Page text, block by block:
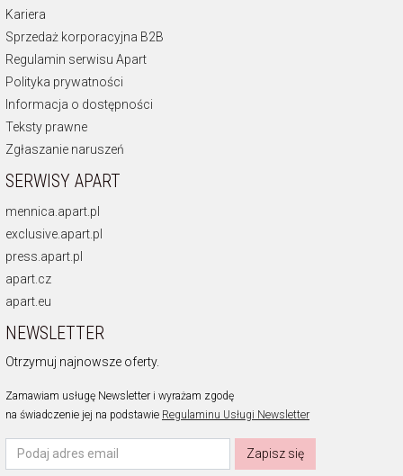
Kariera
Sprzedaż korporacyjna B2B
Regulamin serwisu Apart
Polityka prywatności
Informacja o dostępności
Teksty prawne
Zgłaszanie naruszeń
SERWISY APART
mennica.apart.pl
exclusive.apart.pl
press.apart.pl
apart.cz
apart.eu
NEWSLETTER
Otrzymuj najnowsze oferty.
Zamawiam usługę Newsletter i wyrażam zgodę
na świadczenie jej na podstawie Regulaminu Usługi Newsletter
Zapisz się